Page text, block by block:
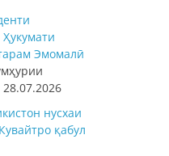
Эмомалӣ
28.07.2026
нусхаи
қабул